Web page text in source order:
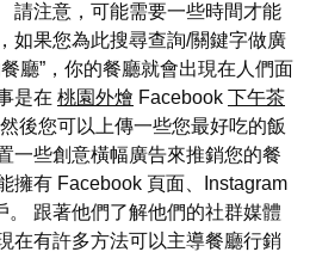
請注意，可能需要一些時間才能
如果您為此搜尋查詢/關鍵字做廣
廳”，你的餐廳就會出現在人們面
是在 桃園外燴 Facebook 下午茶
後您可以上傳一些您最好吃的飯
一些創意橫幅廣告來推銷您的餐
擁有 Facebook 頁面、Instagram
。 跟著他們了解他們的社群媒體
在有許多方法可以主導餐廳行銷